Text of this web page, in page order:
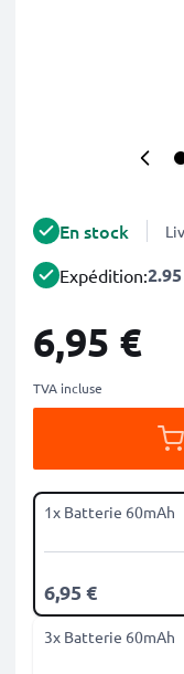
En stock
Expédition:
6,95 €
TVA incluse
1x Batterie 60mAh
6,95 €
3x Batterie 60mAh